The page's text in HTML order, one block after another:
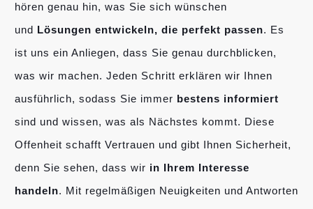
hören genau hin, was Sie sich wünschen
und Lösungen entwickeln, die perfekt passen. Es
ist uns ein Anliegen, dass Sie genau durchblicken,
was wir machen. Jeden Schritt erklären wir Ihnen
ausführlich, sodass Sie immer bestens informiert
sind und wissen, was als Nächstes kommt. Diese
Offenheit schafft Vertrauen und gibt Ihnen Sicherheit,
denn Sie sehen, dass wir in Ihrem Interesse
handeln. Mit regelmäßigen Neuigkeiten und Antworten